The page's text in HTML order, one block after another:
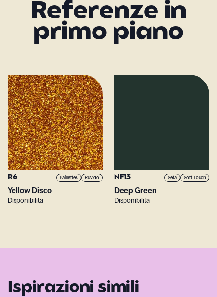
Referenze in
primo piano
R6 Paillettes Ruvido
Yellow Disco
Disponibilità
NF13 Seta Soft Touch
Deep Green
Disponibilità
Ispirazioni simili